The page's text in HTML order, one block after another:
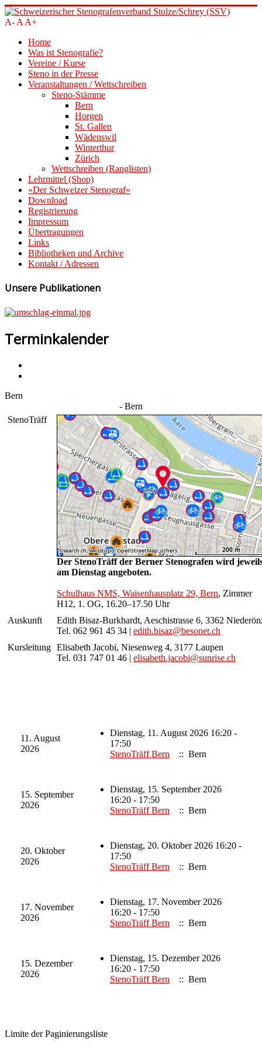
A- A A+
Home
Was ist Stenografie?
Vereine / Kurse
Steno in der Presse
Veranstaltungen / Wettschreiben
Steno-Stämme
Bern
Horgen
St. Gallen
Wädenswil
Winterthur
Zürich
Wettschreiben (Ranglisten)
Lehrmittel (Shop)
«Der Schweizer Stenograf»
Download
Registrierung
Impressum
Übertragungen
Links
Bibliotheken und Archive
Kontakt / Adressen
Unsere Publikationen
Terminkalender
Bern
- Bern
StenoTräff
Der StenoTräff der Berner Stenografen wird
am Dienstag angeboten.
Schulhaus NMS, Waisenhausplatz 29, Bern, Zimmer
H12, 1. OG, 16.20–17.50 Uhr
Auskunft
Edith Bisaz-Burkhardt, Aeschistrasse 6, 3362
Tel. 062 961 45 34 | edith.bisaz@besonet.ch
Kursleitung Elisabeth Jacobi, Niesenweg 4, 3177 Laupen
Tel. 031 747 01 46 | elisabeth.jacobi@sunrise.ch
11. August
2026
Dienstag, 11. August 2026 16:20 -
17:50
StenoTräff Bern
:: Bern
15. September
2026
Dienstag, 15. September 2026
16:20 - 17:50
StenoTräff Bern
:: Bern
20. Oktober
2026
Dienstag, 20. Oktober 2026 16:20 -
17:50
StenoTräff Bern
:: Bern
17. November
2026
Dienstag, 17. November 2026
16:20 - 17:50
StenoTräff Bern
:: Bern
15. Dezember
2026
Dienstag, 15. Dezember 2026
16:20 - 17:50
StenoTräff Bern
:: Bern
Limite der Paginierungsliste